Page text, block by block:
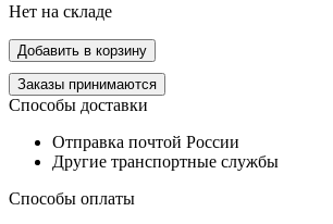
Нет на складе
Добавить в корзину
Заказы принимаются
Способы доставки
Отправка почтой России
Другие транспортные службы
Способы оплаты